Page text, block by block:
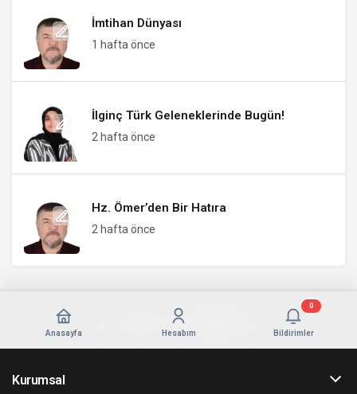
İmtihan Dünyası
1 hafta önce
İlginç Türk Geleneklerinde Bugün!
2 hafta önce
Hz. Ömer’den Bir Hatıra
2 hafta önce
Anasayfa Hesabım Bildirimler
0
Kurumsal